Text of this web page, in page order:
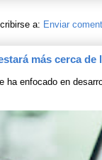
a: Enviar
más cerca de
ha enfocado en